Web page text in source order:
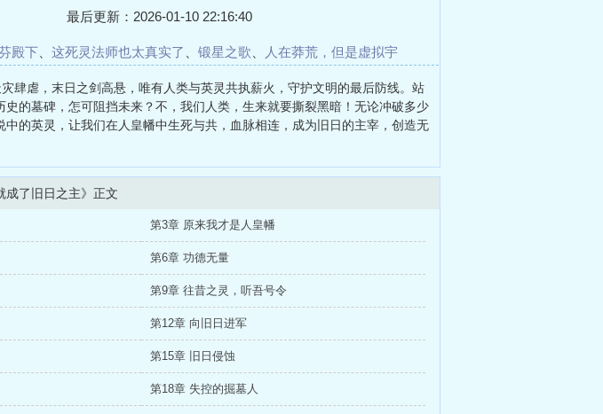
最后更新：2026-01-10 22:16:40
殿下 这死灵法师也太真实了 锻星之歌
人在莽荒，但是虚拟宇
始
肆虐，末日之剑高悬，唯有人类与英灵共执薪火，守护文明的最后防线。站
的墓碑，怎可阻挡未来？不，我们人类，生来就要撕裂黑暗！无论冲破多少
的英灵，让我们在人皇幡中生死与共，血脉相连，成为旧日的主宰，创造无
成了旧日之主》正文
第3章 原来我才是人皇幡
第6章 功德无量
第9章 往昔之灵，听吾号令
第12章 向旧日进军
第15章 旧日侵蚀
第18章 失控的掘墓人